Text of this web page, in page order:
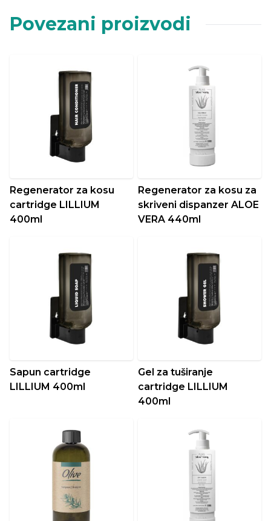
Povezani proizvodi
Regenerator za kosu
cartridge LILLIUM
400ml
Regenerator za kosu za
skriveni dispanzer ALOE
VERA 440ml
Sapun cartridge
LILLIUM 400ml
Gel za tuširanje
cartridge LILLIUM
400ml